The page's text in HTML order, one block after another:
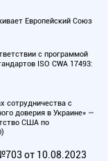
Европейский Союз
с программой
ISO CWA 17493:
сотрудничества с
доверия в Украине» —
США по
от 10.08.2023